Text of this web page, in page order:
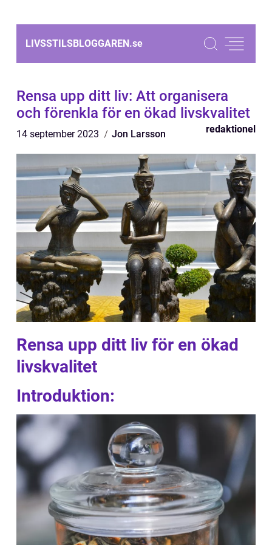
LIVSSTILSBLOGGAREN.se
Rensa upp ditt liv: Att organisera
och förenkla för en ökad livskvalitet
14 september 2023 Jon Larsson redaktionel
Rensa upp ditt liv för en ökad
livskvalitet
Introduktion: